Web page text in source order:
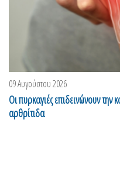
09 Αυγούστου 2026
Οι πυρκαγιές επιδεινώνουν
αρθρίτιδα